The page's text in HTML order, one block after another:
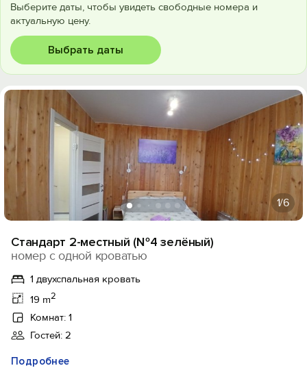
Выберите даты, чтобы увидеть свободные номера и
актуальную цену.
Выбрать даты
1/6
Стандарт 2-местный (№4 зелёный)
номер с одной кроватью
1 двухспальная кровать
19 m2
Комнат: 1
Гостей: 2
Подробнее